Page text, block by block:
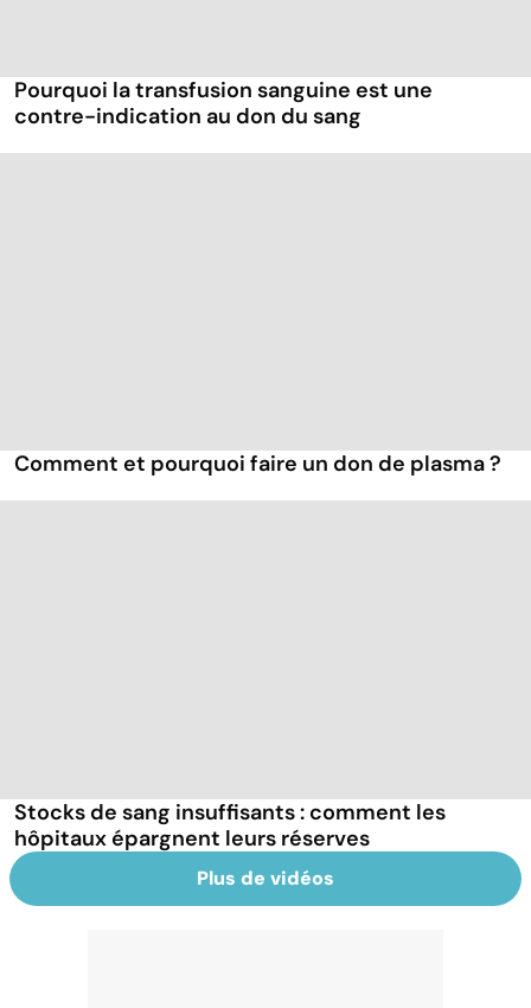
Pourquoi la transfusion sanguine est une
contre-indication au don du sang
Comment et pourquoi faire un don de plasma ?
Stocks de sang insuffisants : comment les
hôpitaux épargnent leurs réserves
Plus de vidéos